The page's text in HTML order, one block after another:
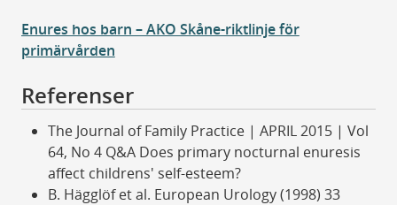
Enures hos barn – AKO Skåne-riktlinje för
primärvården
Referenser
The Journal of Family Practice | APRIL 2015 | Vol
64, No 4 Q&A Does primary nocturnal enuresis
affect childrens' self-esteem?
B. Hägglöf et al. European Urology (1998) 33